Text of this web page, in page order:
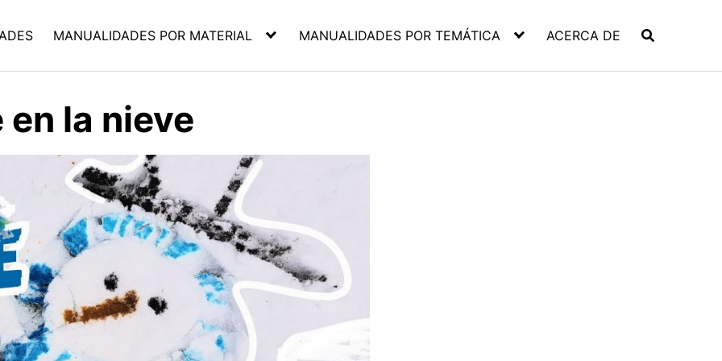
MANUALIDADES POR MATERIAL MANUALIDADES POR TEMÁTICA ACERCA DE
la nieve